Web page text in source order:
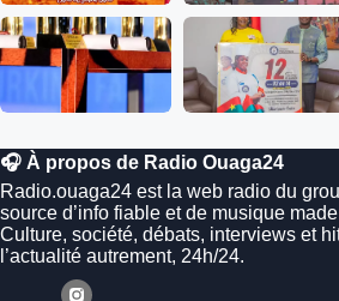
🎧 À propos de Radio Ouaga24
Radio.ouaga24 est la web radio du
source d’info fiable et de musique
Culture, société, débats, interviews et
l’actualité autrement, 24h/24.